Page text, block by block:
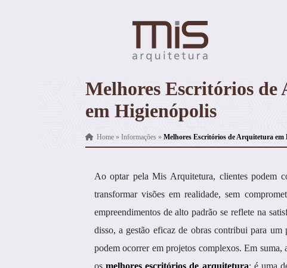
Melhores Escritórios
em Higienópolis
Home» Informações » Melhores Escritórios de Arquitetura em
Ao optar pela Mis Arquitetura, clientes podem
transformar visões em realidade, sem
empreendimentos de alto padrão se reflete na
disso, a gestão eficaz de obras contribui para
podem ocorrer em projetos complexos. Em
os melhores escritórios de arquitetura; é uma